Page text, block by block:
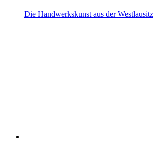
Die Handwerkskunst aus der Westlausitz